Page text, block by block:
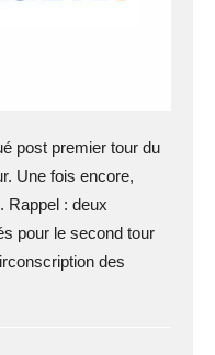
post premier tour du
Une fois encore,
Rappel : deux
pour le second tour
des